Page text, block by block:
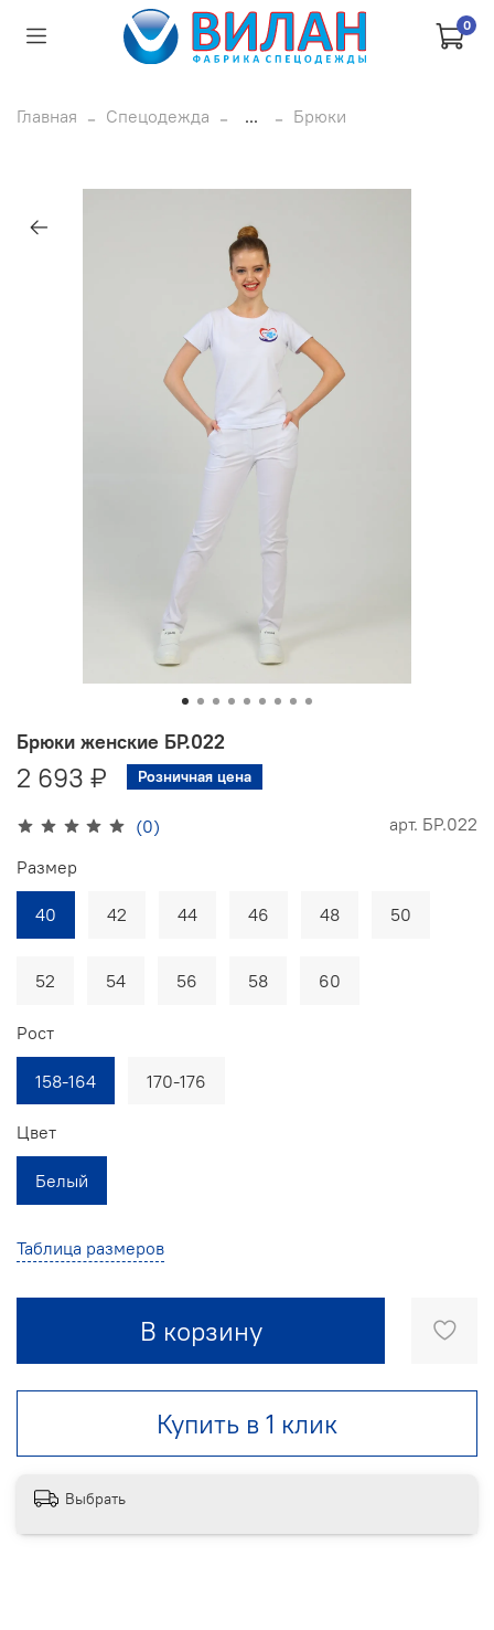
0
Главная Спецодежда ... Брюки
(0) арт. БР.022
Брюки женские БР.022
2 693 ₽ Розничная цена
Таблица размеров
В корзину
Купить в 1 клик
Размер
40 42 44 46 48 50
52 54 56 58 60
Рост
158-164 170-176
Цвет
Белый
Выбрать